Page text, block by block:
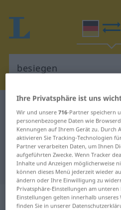
Deutsch-Spanisch
Deutsch-Spanisch
"besiegen"
"besiegen"
„besiegen“:
Ihre Privatsphäre ist uns
Wir und unsere716-Partner speichern
personenbezogene Daten wie
Kennungen auf Ihrem Gerät zu. Durch
aktivieren Sie Tracking-Technologien
Partner verarbeiten Daten, um Ihnen
aufgeführten Zwecke. Wenn Tracker
Inhalte und Anzeigen möglicherweise
können dieses Menü jederzeit wieder
ändern oder Ihre Einwilligung zu
Privatsphäre-Einstellungen am
Einstellungen gelten innerhalb
finden Sie in unserer